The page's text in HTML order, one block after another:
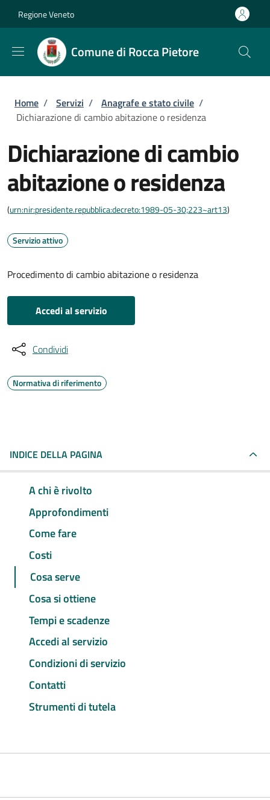
Regione Veneto
Comune di Rocca Pietore
Briciole di pane
Home / Servizi / Anagrafe e stato civile /
Dichiarazione di cambio abitazione o residenza
Dichiarazione di cambio
abitazione o residenza
(urn:nir:presidente.repubblica:decreto:1989-05-30;223~art13)
Servizio attivo
Procedimento di cambio abitazione o residenza
Accedi al servizio
Condividi
Normativa di riferimento
INDICE DELLA PAGINA
A chi è rivolto
Approfondimenti
Come fare
Costi
Cosa serve
Cosa si ottiene
Tempi e scadenze
Accedi al servizio
Condizioni di servizio
Contatti
Strumenti di tutela